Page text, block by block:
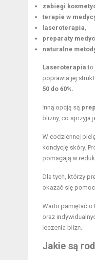
zabiegi
terapie w
laseroterapia
preparaty
naturalne
Laseroterapia to
poprawia jej
50 do 60%
Inną opcją są
blizny, co sprzyja
W codziennej
kondycję skóry.
pomagają w
Dla tych, którzy
okazać się
Warto pamiętać
oraz
leczenia blizn.
Jakie są